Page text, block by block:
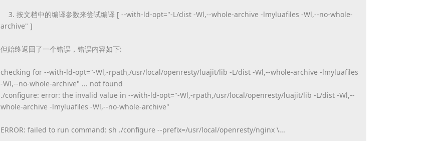
3. 按文档中的编译参数来尝试编译 [ --with-ld-opt="-L/dist -Wl,--whole-archive -lmyluafiles -Wl,--no-whole-
archive" ]
但始终返回了一个错误，错误内容如下:
checking for --with-ld-opt="-Wl,-rpath,/usr/local/openresty/luajit/lib -L/dist -Wl,--whole-archive -lmyluafiles
-Wl,--no-whole-archive" ... not found
./configure: error: the invalid value in --with-ld-opt="-Wl,-rpath,/usr/local/openresty/luajit/lib -L/dist -Wl,--
whole-archive -lmyluafiles -Wl,--no-whole-archive"
ERROR: failed to run command: sh ./configure --prefix=/usr/local/openresty/nginx \...